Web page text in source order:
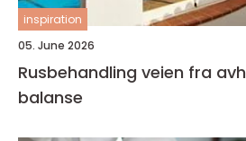
inspiration
05. June 2026
Rusbehandling veien fra avhengighet til
balanse